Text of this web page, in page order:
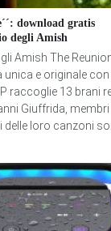
download gratis
degli Amish
Amish The
unica e originale
raccoglie 13 brani
Giuffrida,
delle loro canzoni